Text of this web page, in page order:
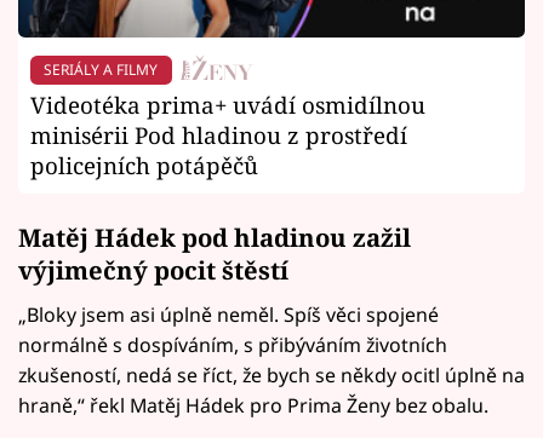
SERIÁLY A FILMY
Videotéka prima+ uvádí osmidílnou
minisérii Pod hladinou z prostředí
policejních potápěčů
Matěj Hádek pod hladinou zažil
výjimečný pocit štěstí
„Bloky jsem asi úplně neměl. Spíš věci spojené
normálně s dospíváním, s přibýváním životních
zkušeností, nedá se říct, že bych se někdy ocitl úplně na
hraně,“ řekl Matěj Hádek pro Prima Ženy bez obalu.